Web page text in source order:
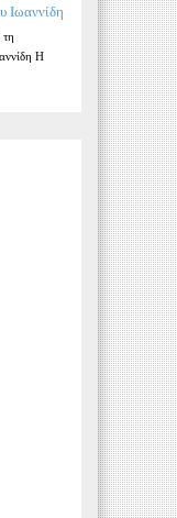
Ιωαννίδη
Η